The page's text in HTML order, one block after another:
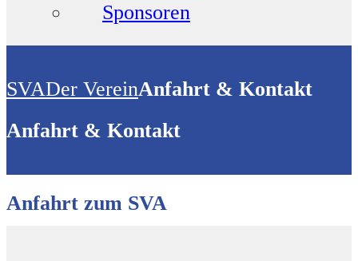
Sponsoren
SVADer VereinAnfahrt & Kontakt
Anfahrt & Kontakt
Anfahrt zum SVA